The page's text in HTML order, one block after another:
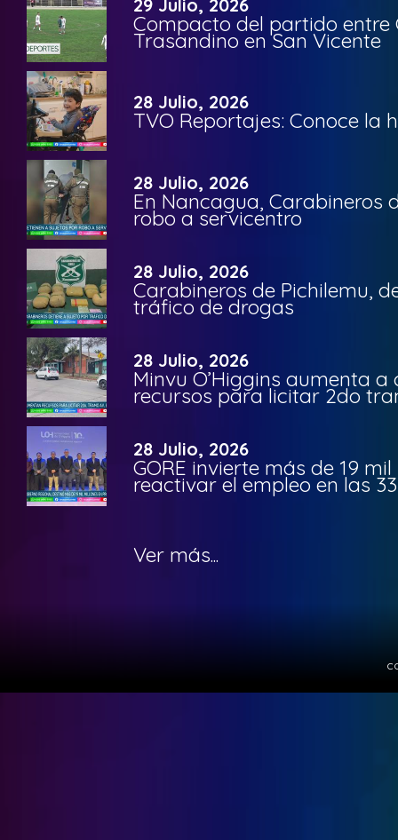
29 Julio, 2026
Compacto del partido entre
Trasandino en San Vicente
28 Julio, 2026
TVO Reportajes: Conoce la
28 Julio, 2026
En Nancagua, Carabineros
robo a servicentro
28 Julio, 2026
Carabineros de Pichilemu,
tráfico de drogas
28 Julio, 2026
Minvu O’Higgins aumenta a
recursos para licitar 2do
28 Julio, 2026
GORE invierte más de 19
reactivar el empleo en las
Ver más...